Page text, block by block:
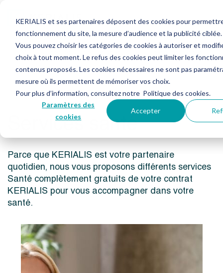
KERIALIS et ses partenaires déposent des cookies pour
fonctionnement du site, la mesure d’audience et la publicité ciblée.
Vous pouvez choisir les catégories de cookies à autoriser et
choix à tout moment. Le refus des cookies peut limiter les
contenus proposés. Les cookies nécessaires ne sont pas
mesure où ils permettent de mémoriser vos choix.
Pour plus d’information, consultez notre Politique des cookies.
Paramètres des
cookies
Accepter
Mon Espace Personnel retraité Services santé
Services santé
Parce que KERIALIS est votre partenaire
quotidien, nous vous proposons différents services
Santé complètement gratuits de votre contrat
KERIALIS pour vous accompagner dans votre
santé.